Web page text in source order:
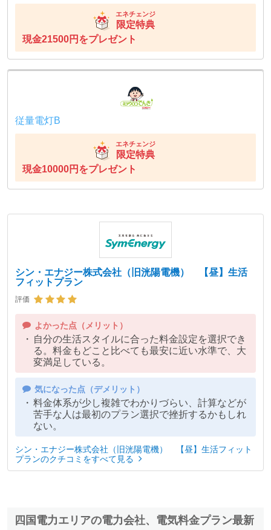
エネチェンジ
限定特典
現金21500円をプレゼント
従量電灯B
エネチェンジ
限定特典
現金10000円をプレゼント
シン・エナジー株式会社（旧洸陽電機） 【昼】生活
フィットプラン
評価
自分の生活スタイルに合った料金設定を選択でき
る。料金もどこと比べても最安に近い水準で、大
変満足している。
料金体系が少し複雑でわかりづらい、計算などが
苦手な人は最初のプラン選択で挫折するかもしれ
ない。
シン・エナジー株式会社（旧洸陽電機） 【昼】生活フィット
プランのクチコミをすべて見る
四国電力エリアの電力会社、電気料金プラン最新